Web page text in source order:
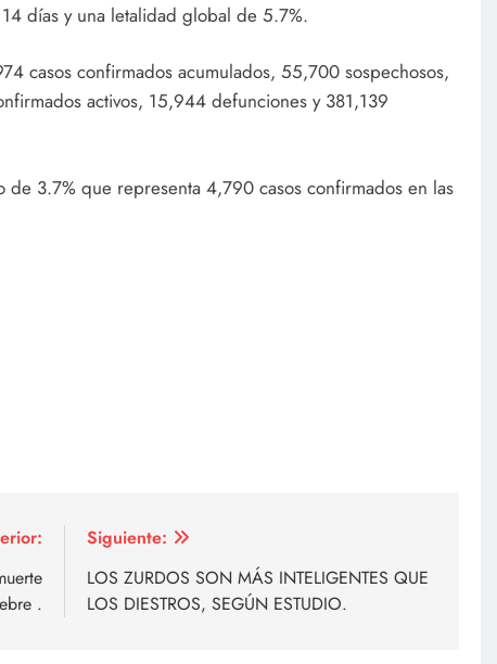
días y una letalidad global de 5.7%.
casos confirmados acumulados, 55,700 sospechosos,
activos, 15,944 defunciones y 381,139
de 3.7% que representa 4,790 casos confirmados en las
.
Siguiente:
LOS ZURDOS SON MÁS INTELIGENTES QUE
LOS DIESTROS, SEGÚN ESTUDIO.